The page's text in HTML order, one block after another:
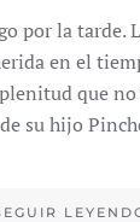
por la tarde.
en el
que no
su hijo